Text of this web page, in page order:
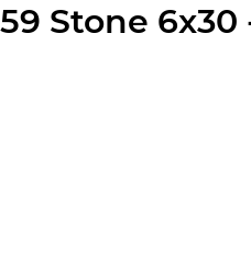
Stone